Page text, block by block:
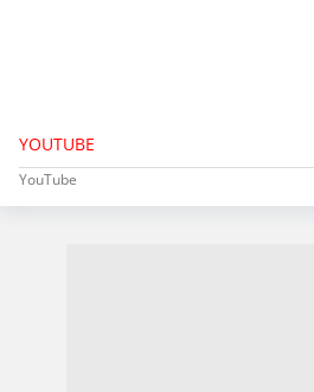
YOUTUBE
YouTube